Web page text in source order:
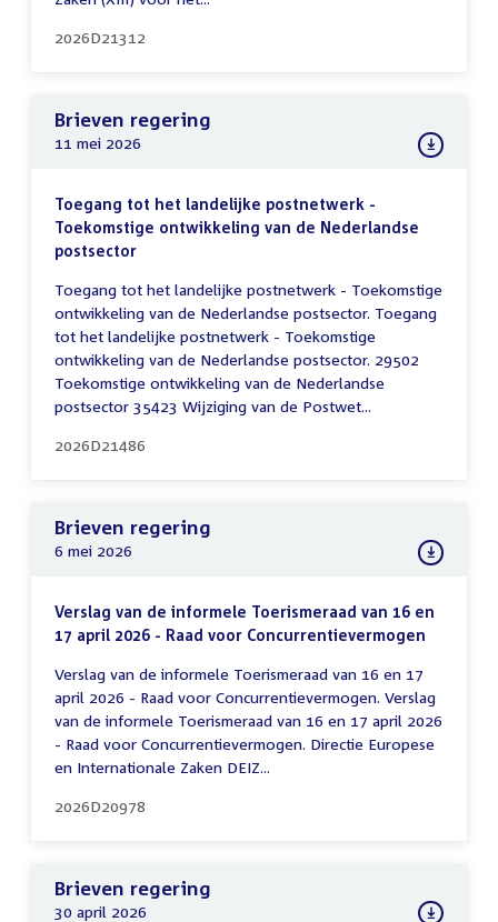
2026D21312
Brieven regering
11 mei 2026
Toegang tot het landelijke postnetwerk -
Toekomstige ontwikkeling van de Nederlandse
postsector
Toegang tot het landelijke postnetwerk - Toekomstige
ontwikkeling van de Nederlandse postsector. Toegang
tot het landelijke postnetwerk - Toekomstige
ontwikkeling van de Nederlandse postsector. 29502
Toekomstige ontwikkeling van de Nederlandse
postsector 35423 Wijziging van de Postwet...
2026D21486
Brieven regering
6 mei 2026
Verslag van de informele Toerismeraad van 16 en
17 april 2026 - Raad voor Concurrentievermogen
Verslag van de informele Toerismeraad van 16 en 17
april 2026 - Raad voor Concurrentievermogen. Verslag
van de informele Toerismeraad van 16 en 17 april 2026
- Raad voor Concurrentievermogen. Directie Europese
en Internationale Zaken DEIZ...
2026D20978
Brieven regering
30 april 2026